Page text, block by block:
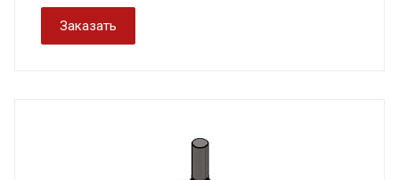
Заказать